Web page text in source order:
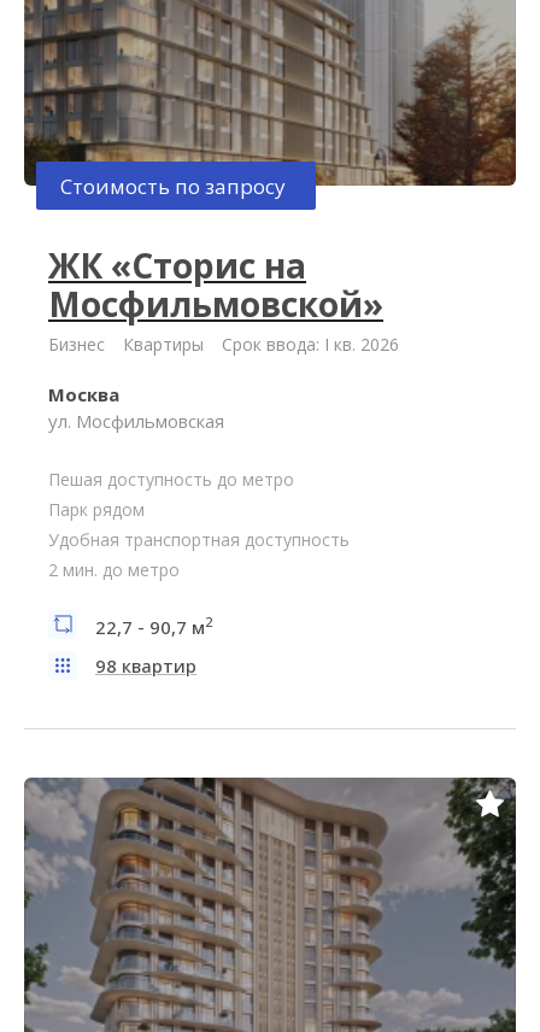
Стоимость по запросу
ЖК «Сторис на
Мосфильмовской»
Бизнес Квартиры Срок ввода: I кв. 2026
Москва
ул. Мосфильмовская
Пешая доступность до метро
Парк рядом
Удобная транспортная доступность
2 мин. до метро
22,7 - 90,7 м2
98 квартир